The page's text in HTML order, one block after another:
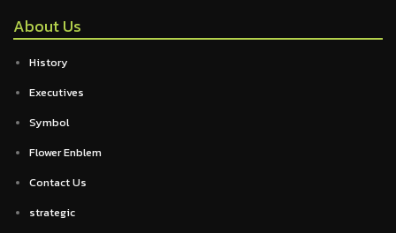
About Us
History
Executives
Symbol
Flower Enblem
Contact Us
strategic